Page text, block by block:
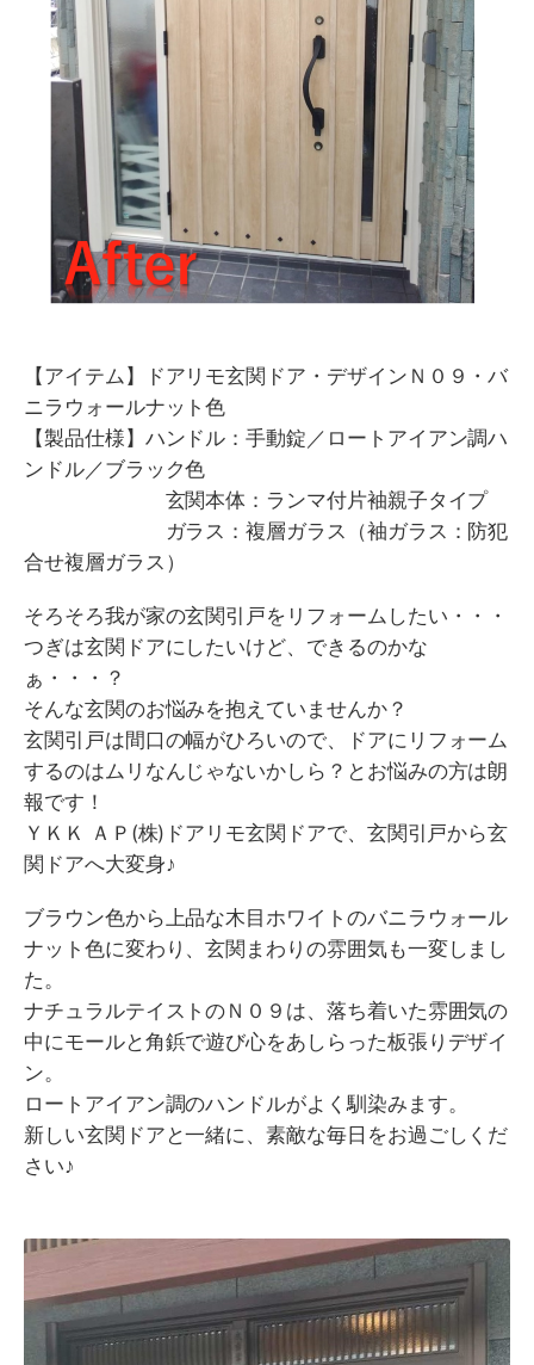
【アイテム】ドアリモ玄関ドア・デザインＮ０９・バ
ニラウォールナット色
【製品仕様】ハンドル：手動錠／ロートアイアン調ハ
ンドル／ブラック色
玄関本体：ランマ付片袖親子タイプ
ガラス：複層ガラス（袖ガラス：防犯
合せ複層ガラス）
そろそろ我が家の玄関引戸をリフォームしたい・・・
つぎは玄関ドアにしたいけど、できるのかな
ぁ・・・？
そんな玄関のお悩みを抱えていませんか？
玄関引戸は間口の幅がひろいので、ドアにリフォーム
するのはムリなんじゃないかしら？とお悩みの方は朗
報です！
ＹＫＫ ＡＰ(株)ドアリモ玄関ドアで、玄関引戸から玄
関ドアへ大変身♪
ブラウン色から上品な木目ホワイトのバニラウォール
ナット色に変わり、玄関まわりの雰囲気も一変しまし
た。
ナチュラルテイストのＮ０９は、落ち着いた雰囲気の
中にモールと角鋲で遊び心をあしらった板張りデザイ
ン。
ロートアイアン調のハンドルがよく馴染みます。
新しい玄関ドアと一緒に、素敵な毎日をお過ごしくだ
さい♪